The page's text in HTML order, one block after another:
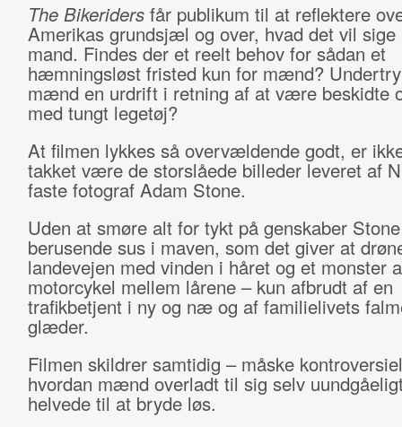
The Bikeridersfår publikum til at reflektere
Amerikas grundsjæl og over, hvad det vil
mand. Findes der et reelt behov for sådan et
hæmningsløst fristed kun for mænd?
mænd en urdrift i retning af at være beskidte
med tungt legetøj?
At filmen lykkes så overvældende godt, er
takket være de storslåede billeder leveret af
faste fotograf Adam Stone.
Uden at smøre alt for tykt på genskaber
berusende sus i maven, som det giver at
landevejen med vinden i håret og et monster
motorcykel mellem lårene – kun afbrudt af en
trafikbetjent i ny og næ og af familielivets
glæder.
Filmen skildrer samtidig – måske
hvordan mænd overladt til sig selv
helvede til at bryde løs.